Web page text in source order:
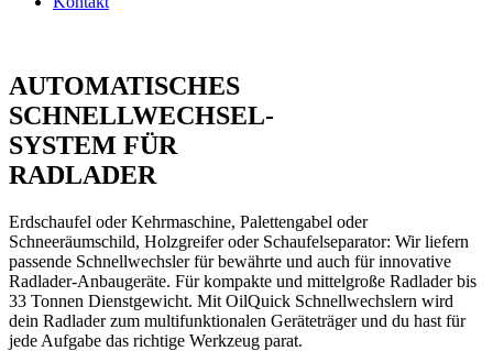
AUTOMATISCHES
SCHNELLWECHSEL-
SYSTEM FÜR
RADLADER
Erdschaufel oder Kehrmaschine, Palettengabel oder
Schneeräumschild, Holzgreifer oder Schaufelseparator: Wir liefern
passende Schnellwechsler für bewährte und auch für innovative
Radlader-Anbaugeräte. Für kompakte und mittelgroße Radlader bis
33 Tonnen Dienstgewicht. Mit OilQuick Schnellwechslern wird
dein Radlader zum multifunktionalen Geräteträger und du hast für
jede Aufgabe das richtige Werkzeug parat.